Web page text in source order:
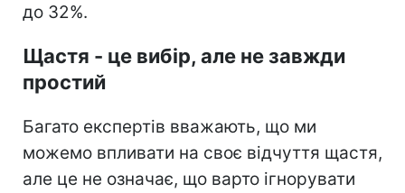
до 32%.
Щастя - це вибір, але не завжди
простий
Багато експертів вважають, що ми
можемо впливати на своє відчуття щастя,
але це не означає, що варто ігнорувати